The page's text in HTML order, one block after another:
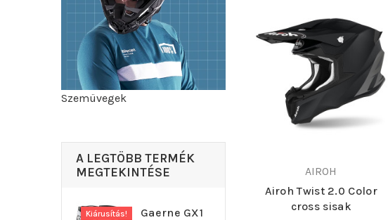
Szemüvegek
A LEGTÖBB TERMÉK
MEGTEKINTÉSE
Kiárusítás!
Gaerne GX1
AIROH
Airoh Twist 2.0 Color
cross sisak